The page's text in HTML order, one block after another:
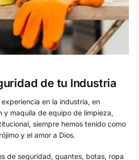
de tu Industria
en la industria, en
y maquila de equipo de limpieza,
siempre hemos tenido como
y el amor a Dios.
de seguridad, guantes, botas, ropa